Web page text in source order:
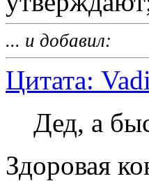
... и добавил:
Цитата:
Дед, а
Здоровая